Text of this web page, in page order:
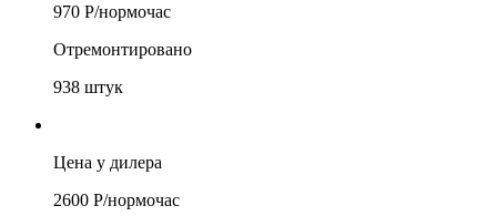
970 Р/нормочас
Отремонтировано
938 штук
Цена у дилера
2600 Р/нормочас